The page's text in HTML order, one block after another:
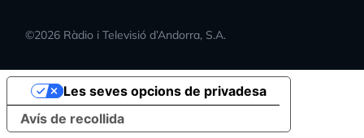
©2026 Ràdio i Televisió d’Andorra, S.A.
Avís de recollida
Les seves opcions de privadesa